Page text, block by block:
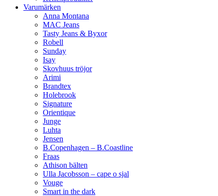
Varumärken
Anna Montana
MAC Jeans
Tasty Jeans & Byxor
Robell
Sunday
Isay
Skovhuus tröjor
Arimi
Brandtex
Holebrook
Signature
Orientique
Junge
Luhta
Jensen
B.Copenhagen – B.Coastline
Fraas
Athison bälten
Ulla Jacobsson – cape o sjal
Vouge
Smart in the dark